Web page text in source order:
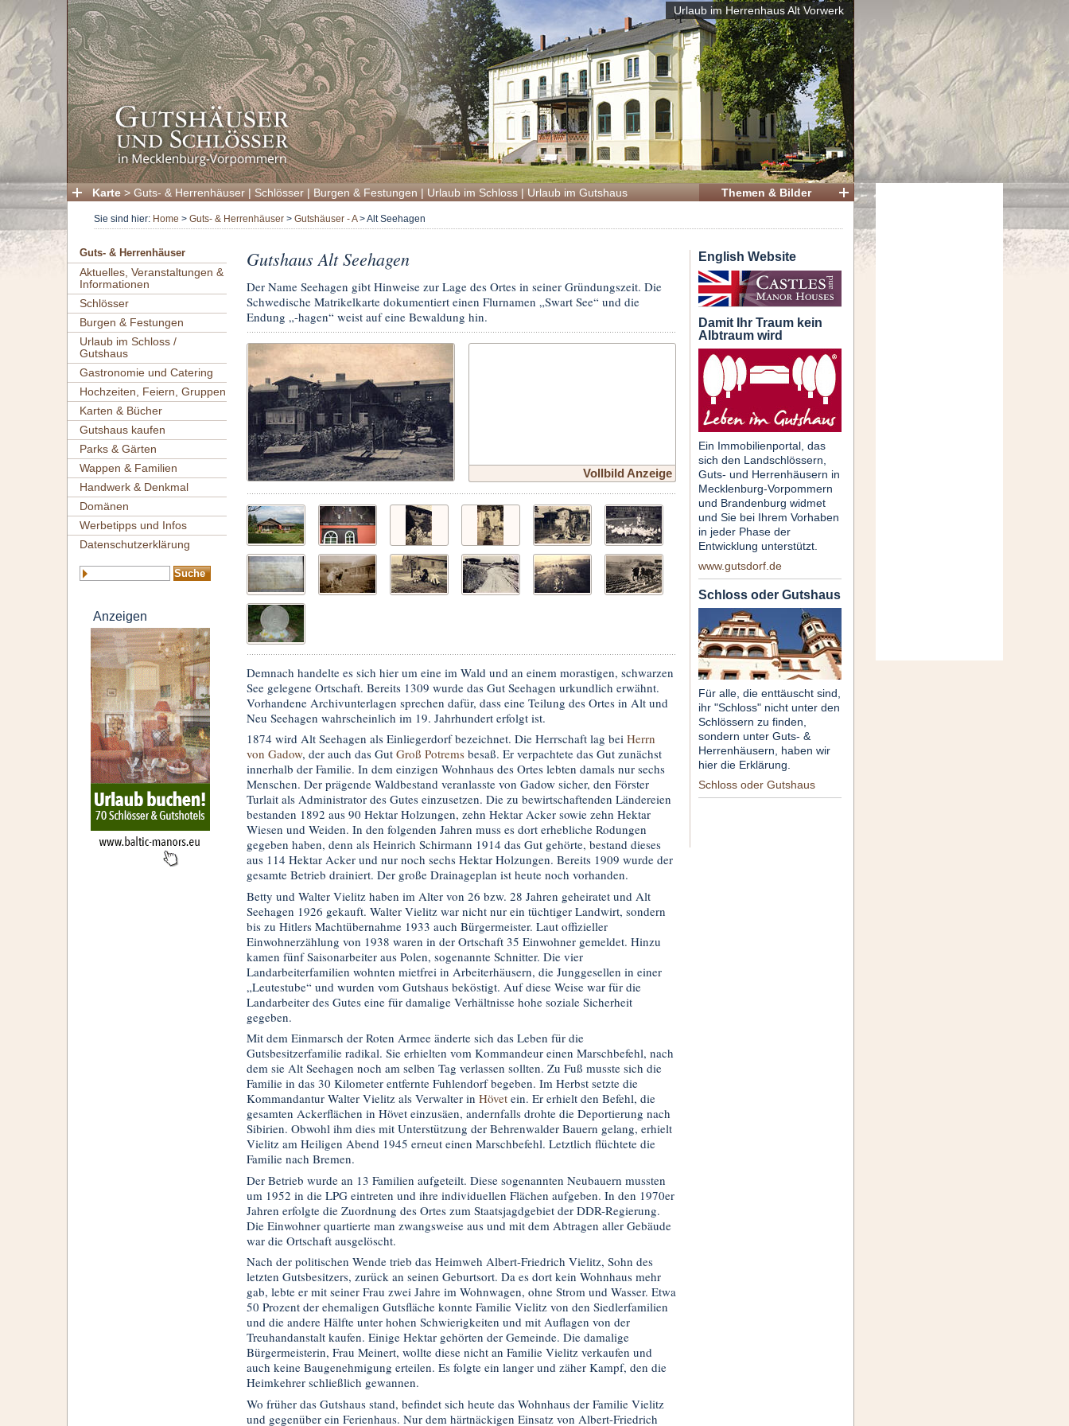
Urlaub im Herrenhaus Alt Vorwerk
Themen & Bilder
Karte> Guts- & Herrenhäuser| Schlösser| Burgen & Festungen | Urlaub im Schloss| Urlaub im Gutshaus
Sie sind hier: Home > Guts- & Herrenhäuser> Gutshäuser - A>Alt Seehagen
Guts- & Herrenhäuser
Aktuelles, Veranstaltungen &
Informationen
Schlösser
Burgen & Festungen
Urlaub im Schloss /
Gutshaus
Gastronomie und Catering
Hochzeiten, Feiern, Gruppen
Karten & Bücher
Gutshaus kaufen
Parks & Gärten
Wappen & Familien
Handwerk & Denkmal
Domänen
Werbetipps und Infos
Datenschutzerklärung
Anzeigen
English Website
Damit Ihr Traum kein
Albtraum wird
Ein Immobilienportal, das
sich den Landschlössern,
Guts- und Herrenhäusern in
Mecklenburg-Vorpommern
und Brandenburg widmet
und Sie bei Ihrem Vorhaben
in jeder Phase der
Entwicklung unterstützt.
www.gutsdorf.de
Schloss oder Gutshaus
Für alle, die enttäuscht sind,
ihr "Schloss" nicht unter den
Schlössern zu finden,
sondern unter Guts- &
Herrenhäusern, haben wir
hier die Erklärung.
Schloss oder Gutshaus
Gutshaus Alt Seehagen
Der Name Seehagen gibt Hinweise zur Lage des Ortes in seiner Gründungszeit. Die
Schwedische Matrikelkarte dokumentiert einen Flurnamen „Swart See“ und die
Endung „-hagen“ weist auf eine Bewaldung hin.
Vollbild Anzeige
Demnach handelte es sich hier um eine im Wald und an einem morastigen, schwarzen
See gelegene Ortschaft. Bereits 1309 wurde das Gut Seehagen urkundlich erwähnt.
Vorhandene Archivunterlagen sprechen dafür, dass eine Teilung des Ortes in Alt und
Neu Seehagen wahrscheinlich im 19. Jahrhundert erfolgt ist.
1874 wird Alt Seehagen als Einliegerdorf bezeichnet. Die Herrschaft lag bei Herrn
von Gadow, der auch das Gut Groß Potremsbesaß. Er verpachtete das Gut zunächst
innerhalb der Familie. In dem einzigen Wohnhaus des Ortes lebten damals nur sechs
Menschen. Der prägende Waldbestand veranlasste von Gadow sicher, den Förster
Turlait als Administrator des Gutes einzusetzen. Die zu bewirtschaftenden Ländereien
bestanden 1892 aus 90 Hektar Holzungen, zehn Hektar Acker sowie zehn Hektar
Wiesen und Weiden. In den folgenden Jahren muss es dort erhebliche Rodungen
gegeben haben, denn als Heinrich Schirmann 1914 das Gut gehörte, bestand dieses
aus 114 Hektar Acker und nur noch sechs Hektar Holzungen. Bereits 1909 wurde der
gesamte Betrieb drainiert. Der große Drainageplan ist heute noch vorhanden.
Betty und Walter Vielitz haben im Alter von 26 bzw. 28 Jahren geheiratet und Alt
Seehagen 1926 gekauft. Walter Vielitz war nicht nur ein tüchtiger Landwirt, sondern
bis zu Hitlers Machtübernahme 1933 auch Bürgermeister. Laut offizieller
Einwohnerzählung von 1938 waren in der Ortschaft 35 Einwohner gemeldet. Hinzu
kamen fünf Saisonarbeiter aus Polen, sogenannte Schnitter. Die vier
Landarbeiterfamilien wohnten mietfrei in Arbeiterhäusern, die Junggesellen in einer
„Leutestube“ und wurden vom Gutshaus beköstigt. Auf diese Weise war für die
Landarbeiter des Gutes eine für damalige Verhältnisse hohe soziale Sicherheit
gegeben.
Mit dem Einmarsch der Roten Armee änderte sich das Leben für die
Gutsbesitzerfamilie radikal. Sie erhielten vom Kommandeur einen Marschbefehl, nach
dem sie Alt Seehagen noch am selben Tag verlassen sollten. Zu Fuß musste sich die
Familie in das 30 Kilometer entfernte Fuhlendorf begeben. Im Herbst setzte die
Kommandantur Walter Vielitz als Verwalter in Hövetein. Er erhielt den Befehl, die
gesamten Ackerflächen in Hövet einzusäen, andernfalls drohte die Deportierung nach
Sibirien. Obwohl ihm dies mit Unterstützung der Behrenwalder Bauern gelang, erhielt
Vielitz am Heiligen Abend 1945 erneut einen Marschbefehl. Letztlich flüchtete die
Familie nach Bremen.
Der Betrieb wurde an 13 Familien aufgeteilt. Diese sogenannten Neubauern mussten
um 1952 in die LPG eintreten und ihre individuellen Flächen aufgeben. In den 1970er
Jahren erfolgte die Zuordnung des Ortes zum Staatsjagdgebiet der DDR-Regierung.
Die Einwohner quartierte man zwangsweise aus und mit dem Abtragen aller Gebäude
war die Ortschaft ausgelöscht.
Nach der politischen Wende trieb das Heimweh Albert-Friedrich Vielitz, Sohn des
letzten Gutsbesitzers, zurück an seinen Geburtsort. Da es dort kein Wohnhaus mehr
gab, lebte er mit seiner Frau zwei Jahre im Wohnwagen, ohne Strom und Wasser. Etwa
50 Prozent der ehemaligen Gutsfläche konnte Familie Vielitz von den Siedlerfamilien
und die andere Hälfte unter hohen Schwierigkeiten und mit Auflagen von der
Treuhandanstalt kaufen. Einige Hektar gehörten der Gemeinde. Die damalige
Bürgermeisterin, Frau Meinert, wollte diese nicht an Familie Vielitz verkaufen und
auch keine Baugenehmigung erteilen. Es folgte ein langer und zäher Kampf, den die
Heimkehrer schließlich gewannen.
Wo früher das Gutshaus stand, befindet sich heute das Wohnhaus der Familie Vielitz
und gegenüber ein Ferienhaus. Nur dem härtnäckigen Einsatz von Albert-Friedrich